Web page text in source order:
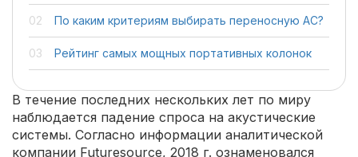
По каким критериям выбирать переносную АС?
Рейтинг самых мощных портативных колонок
В течение последних нескольких лет по миру
наблюдается падение спроса на акустические
системы. Согласно информации аналитической
компании Futuresource, 2018 г. ознаменовался